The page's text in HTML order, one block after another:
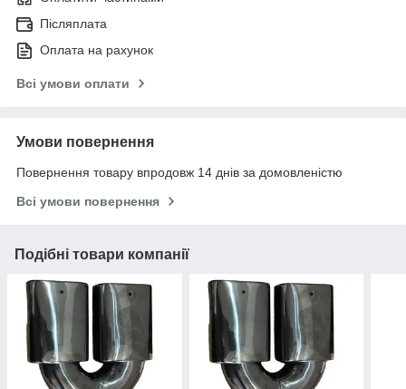
Післяплата
Оплата на рахунок
Всі умови оплати
Умови повернення
Повернення товару впродовж 14 днів за домовленістю
Всі умови повернення
Подібні товари компанії